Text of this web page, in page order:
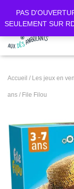
PAS
SEULEMENT SUR
Accueil / Les jeux en
ans / File Filou